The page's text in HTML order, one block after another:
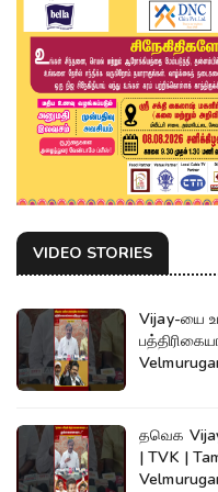
VIDEO STORIES
Vijay-யை
தவெக
| TVK |